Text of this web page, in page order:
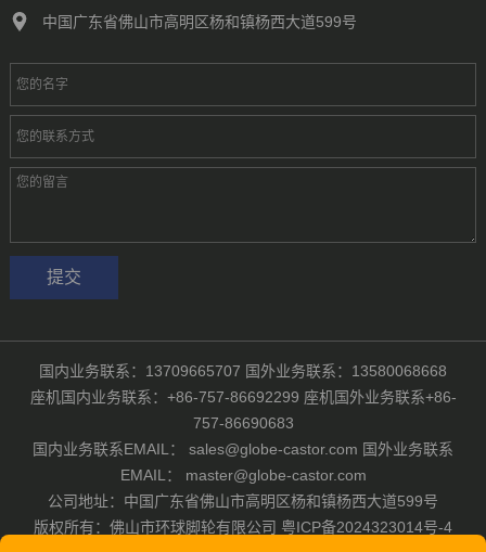
中国广东省佛山市高明区杨和镇杨西大道599号
国内业务联系：13709665707 国外业务联系：13580068668
座机国内业务联系：+86-757-86692299 座机国外业务联系+86-
757-86690683
国内业务联系EMAIL： sales@globe-castor.com 国外业务联系
EMAIL： master@globe-castor.com
公司地址：中国广东省佛山市高明区杨和镇杨西大道599号
版权所有：佛山市环球脚轮有限公司 粤ICP备2024323014号-4